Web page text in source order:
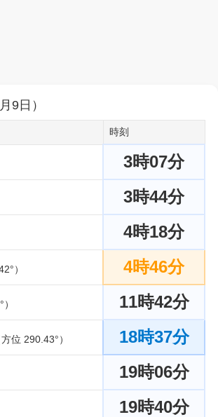
9日）
時刻
3時07分
3時44分
4時18分
） 4時46分
11時42分
位 290.43°） 18時37分
19時06分
19時40分